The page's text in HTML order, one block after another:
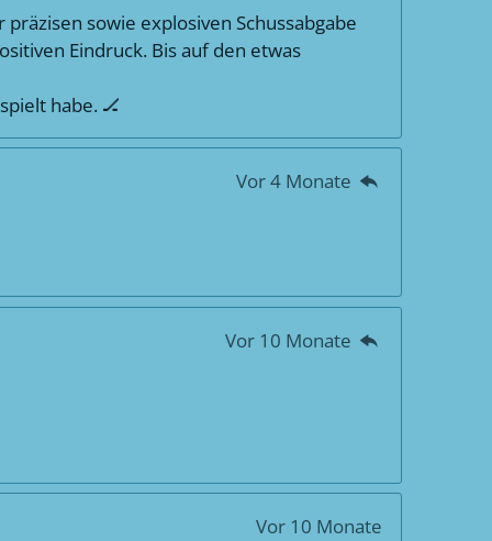
sowie explosiven Schussabgabe
Eindruck. Bis auf den etwas
habe. 🏒
Vor 4 Monate
Vor 10 Monate
Vor 10 Monate